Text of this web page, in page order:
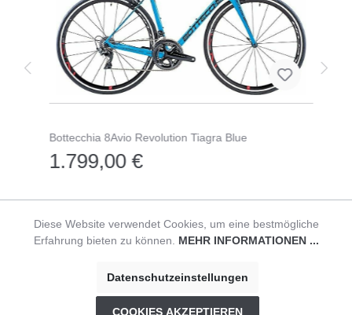
Bottecchia 8Avio Revolution Tiagra Blue
1.799,00 €
Impressum | Datenschutzerklärung
Diese Website verwendet Cookies, um eine bestmögliche
Erfahrung bieten zu können. MEHR INFORMATIONEN ...
Datenschutzeinstellungen
COOKIES AKZEPTIEREN